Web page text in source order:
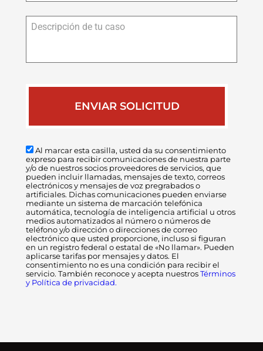
Descripción
Al marcar esta casilla, usted da su consentimiento
expreso para recibir comunicaciones de nuestra parte
y/o de nuestros socios proveedores de servicios, que
pueden incluir llamadas, mensajes de texto, correos
electrónicos y mensajes de voz pregrabados o
artificiales. Dichas comunicaciones pueden enviarse
mediante un sistema de marcación telefónica
automática, tecnología de inteligencia artificial u otros
medios automatizados al número o números de
teléfono y/o dirección o direcciones de correo
electrónico que usted proporcione, incluso si figuran
en un registro federal o estatal de «No llamar». Pueden
aplicarse tarifas por mensajes y datos. El
consentimiento no es una condición para recibir el
servicio. También reconoce y acepta nuestros Términos
y Política de privacidad.